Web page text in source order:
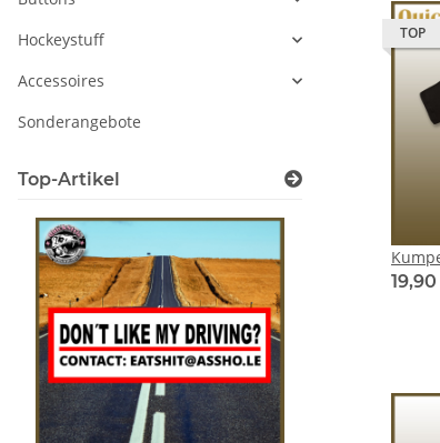
TOP
Hockeystuff
Accessoires
Sonderangebote
Top-Artikel